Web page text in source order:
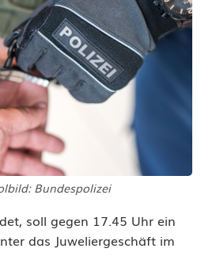
Bundespolizei
soll gegen 17.45 Uhr ein
das Juweliergeschäft im